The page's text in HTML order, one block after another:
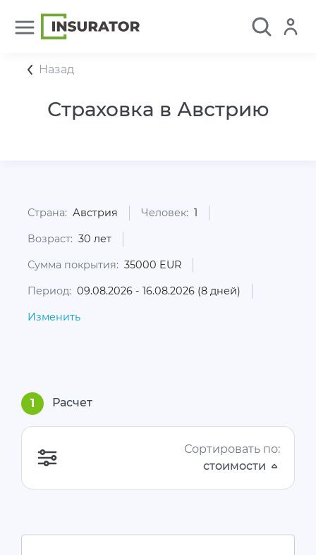
Назад
Страховка в Австрию
Страна: Австрия Человек: 1
Возраст: 30 лет
Сумма покрытия: 35000 EUR
Период: 09.08.2026 - 16.08.2026 (8 дней)
Изменить
1 Расчет
Сортировать по:
стоимости